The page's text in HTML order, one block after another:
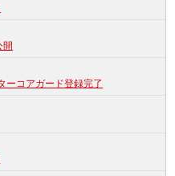
開
ーコアガード登録完了